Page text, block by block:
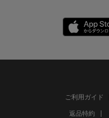
ご利用ガイド
返品特約